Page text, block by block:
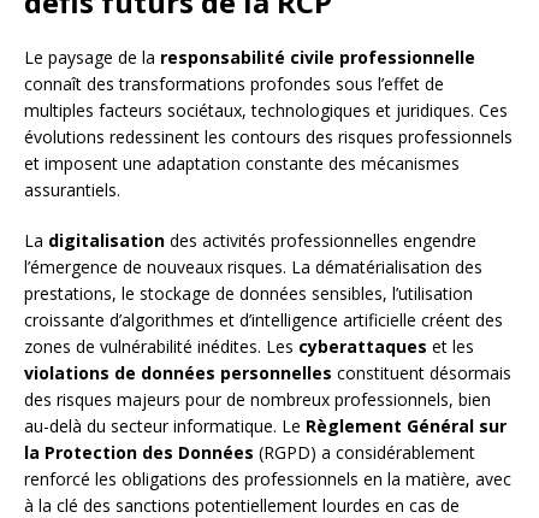
Le paysage de la responsabilité civile professionnelle
connaît des transformations profondes sous l’effet de
multiples facteurs sociétaux, technologiques et juridiques. Ces
évolutions redessinent les contours des risques professionnels
et imposent une adaptation constante des mécanismes
assurantiels.
La digitalisation des activités professionnelles engendre
l’émergence de nouveaux risques. La dématérialisation des
prestations, le stockage de données sensibles, l’utilisation
croissante d’algorithmes et d’intelligence artificielle créent des
zones de vulnérabilité inédites. Les cyberattaques et les
violations de données personnelles constituent désormais
des risques majeurs pour de nombreux professionnels, bien
au-delà du secteur informatique. Le Règlement Général sur
la Protection des Données (RGPD) a considérablement
renforcé les obligations des professionnels en la matière, avec
à la clé des sanctions potentiellement lourdes en cas de